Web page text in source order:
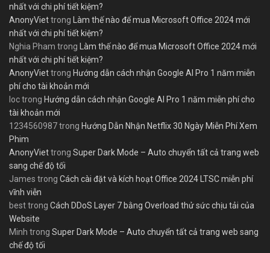
nhất với chi phí tiết kiệm?
AnonyViettrong Làm thế nào để mua Microsoft Office 2024 mới
nhất với chi phí tiết kiệm?
Nghia Pham trong Làm thế nào để mua Microsoft Office 2024 mới
nhất với chi phí tiết kiệm?
AnonyViettrong Hướng dẫn cách nhận Google AI Pro 1 năm miễn
phí cho tài khoản mới
loctrong Hướng dẫn cách nhận Google AI Pro 1 năm miễn phí cho
tài khoản mới
1234560987trong Hướng Dẫn Nhận Netflix 30 Ngày Miễn Phí Xem
Phim
AnonyViettrong Super Dark Mode – Auto chuyển tất cả trang web
sang chế độ tối
James trong Cách cài đặt và kích hoạt Office 2024 LTSC miễn phí
vĩnh viễn
besttrong Cách DDoS Layer 7 bằng Overload thử sức chịu tải của
Website
Minh trong Super Dark Mode – Auto chuyển tất cả trang web sang
chế độ tối